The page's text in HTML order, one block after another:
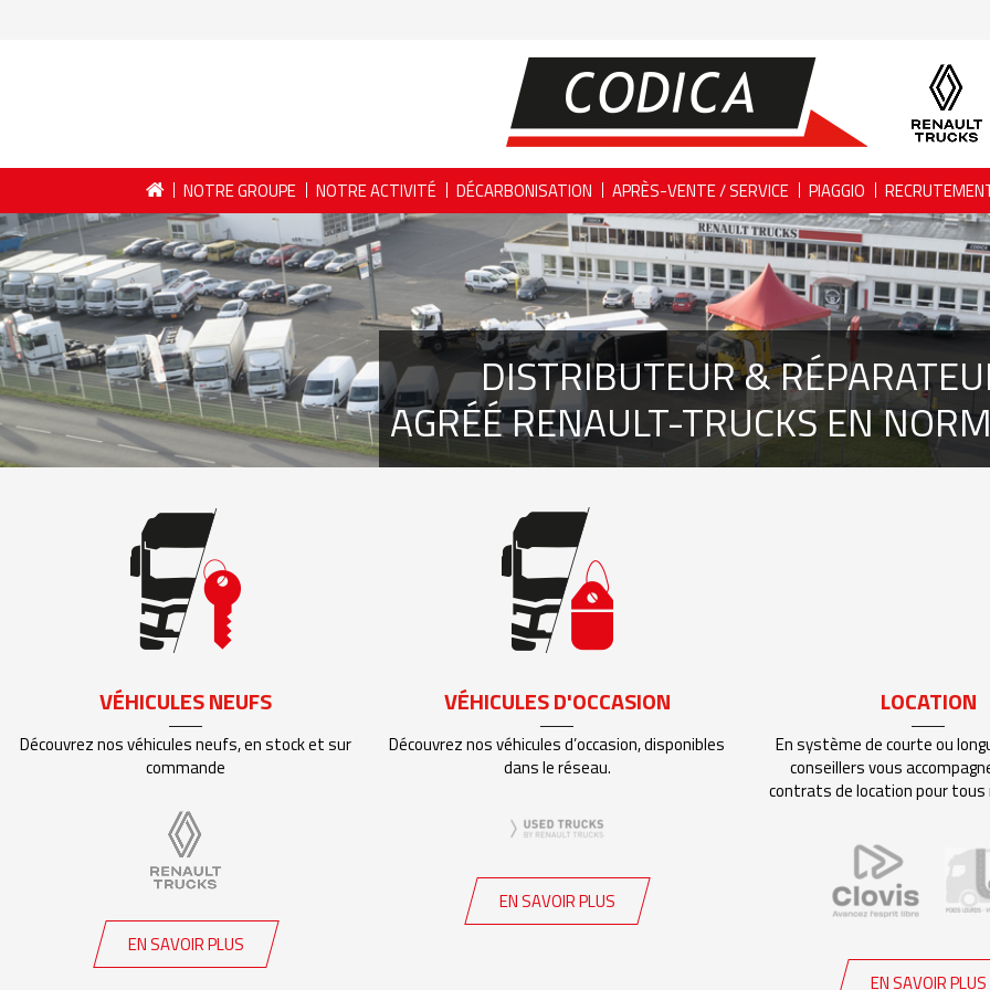
NOTRE GROUPE NOTRE ACTIVITÉ DÉCARBONISATION APRÈS-VENTE / SERVICE PIAGGIO
DISTRIBUTEUR &
AGRÉÉ RENAULT-TRUCKS EN
VÉHICULES NEUFS
Découvrez nos véhicules neufs, en stock et sur
commande
EN SAVOIR PLUS
VÉHICULES D'OCCASION
Découvrez nos véhicules d’occasion, disponibles
dans le réseau.
EN SAVOIR PLUS
LOCATION
En système de courte ou
conseillers vous
contrats de location pour tous
EN SAVOIR PLUS